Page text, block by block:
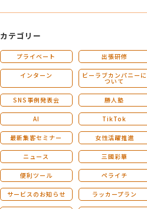
カテゴリー
プライベート 出張研修
インターン ビーラブカンパニーに
ついて
SNS事例発表会 勝人塾
AI TikTok
最新集客セミナー 女性活躍推進
ニュース 三國彩華
便利ツール ペライチ
サービスのお知らせ ラッカープラン